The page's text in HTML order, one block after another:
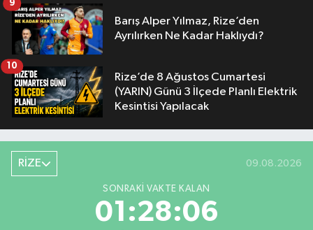
Barış Alper Yılmaz, Rize’den
Ayrılırken Ne Kadar Haklıydı?
9
Rize’de 8 Ağustos Cumartesi
(YARIN) Günü 3 İlçede Planlı Elektrik
Kesintisi Yapılacak
10
RİZE 09.08.2026
SONRAKI VAKTE KALAN
01:28:05